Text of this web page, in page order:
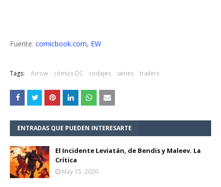
Fuente: comicbook.com, EW
Tags: Arrow cómics DC rodajes series trailers
ENTRADAS QUE PUEDEN INTERESARTE
El Incidente Leviatán, de Bendis y Maleev. La
Crítica
May 15, 2020